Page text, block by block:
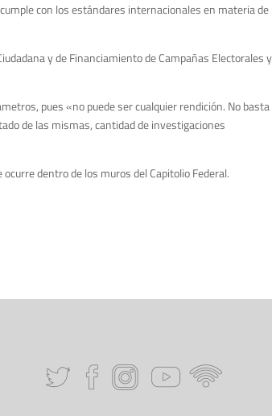
con los estándares internacionales en materia de
y de Financiamiento de Campañas Electorales y
pues «no puede ser cualquier rendición. No basta
de las mismas, cantidad de investigaciones
dentro de los muros del Capitolio Federal.